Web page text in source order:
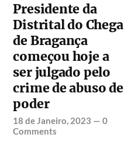
Presidente da
Distrital do Chega
de Bragança
começou hoje a
ser julgado pelo
crime de abuso de
poder
18 de Janeiro, 2023 —0
Comments